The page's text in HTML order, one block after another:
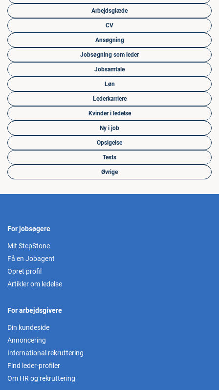
Arbejdsglæde
CV
Ansøgning
Jobsøgning som leder
Jobsamtale
Løn
Lederkarriere
Kvinder i ledelse
Ny i job
Opsigelse
Tests
Øvrige
For jobsøgere
Mit StepStone
Få en Jobagent
Opret profil
Artikler om ledelse
For arbejdsgivere
Din kundeside
Annoncering
International rekruttering
Find leder-profiler
Om HR og rekruttering